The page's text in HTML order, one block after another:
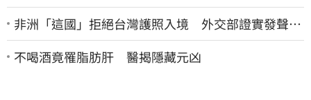
非洲「這國」拒絕台灣護照入境 外交部證實發聲
了：持續交涉聯繫
不喝酒竟罹脂肪肝 醫揭隱藏元凶